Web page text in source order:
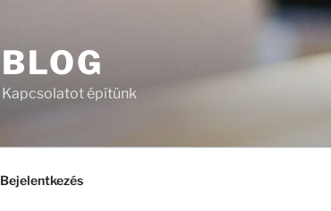
BLOG
Kapcsolatot építünk
Bejelentkezés